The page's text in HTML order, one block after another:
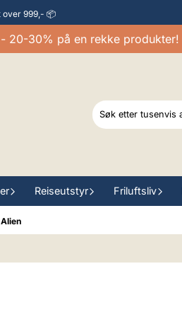
over 999,- 📦
30% på en rekke produkter!
Reiseutstyr Friluftsliv